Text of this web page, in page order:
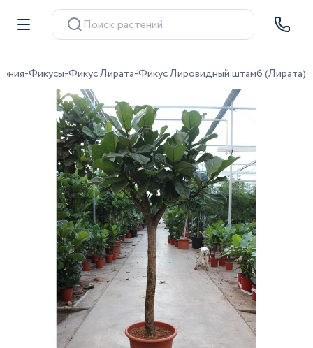
Поиск растений
-Фикусы-Фикус Лирата-Фикус Лировидный штамб (Лирата)